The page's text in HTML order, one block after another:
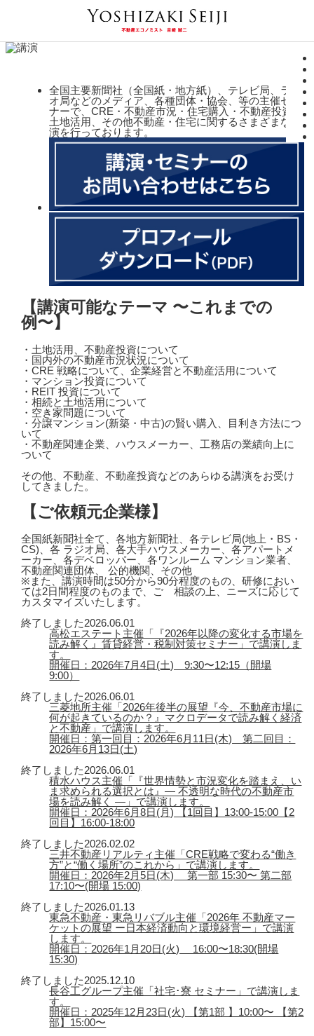
全国主要新聞社（全国紙・地方紙）、テレビ局、ラジ
オ局などのメディア、各種団体・協会、等の主催セミ
ナーで、CRE・不動産市況・住宅購入・不動産投資・
土地活用、その他不動産・住宅に関するさまざまな講
演を行っております。
【講演可能なテーマ 〜これまでの
例〜】
・土地活用、不動産投資について
・国内外の不動産市況状況について
・CRE 戦略について、企業経営と不動産活用について
・マンション投資について
・REIT 投資について
・相続と土地活用について
・空き家問題について
・分譲マンション(新築・中古)の賢い購入、目利き方法につ
いて
・不動産関連企業、ハウスメーカー、工務店の業績向上に
ついて
その他、不動産、不動産投資などのあらゆる講演をお受け
してきました。
【ご依頼元企業様】
全国紙新聞社全て、各地方新聞社、各テレビ局(地上・BS・
CS)、各 ラジオ局、各大手ハウスメーカー、各アパートメ
ーカー、各デベロッパー、各ワンルーム マンション業者、
不動産関連団体、 公的機関、その他
※また、講演時間は50分から90分程度のもの、研修におい
ては2日間程度のものまで、ご゙相談の上、ニーズに応じて
カスタマイズいたします。
終了しました2026.06.01
高松エステート主催「『2026年以降の変化する市場を
読み解く』賃貸経営・税制対策セミナー」で講演しま
す。
開催日：2026年7月4日(土) 9:30〜12:15（開場
9:00）
終了しました2026.06.01
三菱地所主催「2026年後半の展望『今、不動産市場に
何が起きているのか？』マクロデータで読み解く経済
と不動産」で講演します。
開催日：第一回目：2026年6月11日(木) 第二回目：
2026年6月13日(土)
終了しました2026.06.01
積水ハウス主催「『世界情勢と市況変化を踏まえ、い
ま求められる選択とは』― 不透明な時代の不動産市
場を読み解く ―」で講演します。
開催日：2026年6月8日(月) 【1回目】13:00-15:00【2
回目】16:00-18:00
終了しました2026.02.02
三井不動産リアルティ主催「CRE戦略で変わる“働き
方”と“働く場所”のこれから」で講演します。
開催日：2026年2月5日(木) 第一部 15:30〜 第二部
17:10〜(開場 15:00)
終了しました2026.01.13
東急不動産・東急リバブル主催「2026年 不動産マー
ケットの展望 ー日本経済動向と環境経営ー」で講演
します。
開催日：2026年1月20日(火) 16:00〜18:30(開場
15:30)
終了しました2025.12.10
長谷工グループ主催「社宅･寮 セミナー」で講演しま
す。
開催日：2025年12月23日(火) 【第1部 】10:00〜 【第2
部】15:00〜